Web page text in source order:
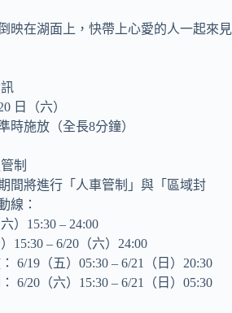
映在湖面上，快帶上心愛的人一起來見
日（六）
時施放（全長8分鐘）
制
間將進行「人車管制」與「區域封
線：
）15:30 – 24:00
15:30 – 6/20（六）24:00
6/19（五）05:30 – 6/21（日）20:30
6/20（六）15:30 – 6/21（日）05:30